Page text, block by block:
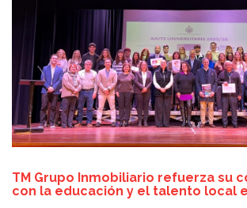
TM Grupo Inmobiliario refuerza su
con la educación y el talento local